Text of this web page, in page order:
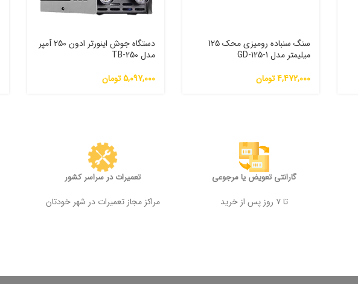
سنگ سنباده رومیزی محک 125
میلیمتر مدل GD-125-1
4,472,000تومان
دستگاه جوش اینورتر ادون 250 آمپر
مدل TB-250
5,097,000تومان
گارانتی تعویض یا مرجوعی
تا ۷ روز پس از خرید
تعمیرات در سراسر کشور
مراکز مجاز تعمیرات در شهر خودتان